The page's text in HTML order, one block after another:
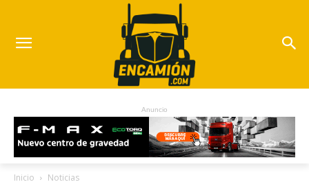
Anuncio
Inicio Noticias